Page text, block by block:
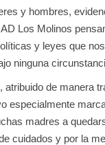
y hombres,
Los Molinos
y leyes que
ninguna
de manera
especialmente
madres a
cuidados y por la